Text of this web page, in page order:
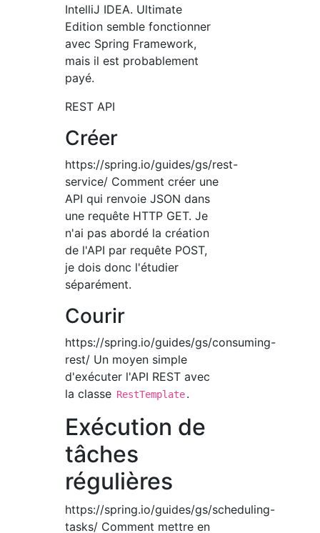
IntelliJ IDEA. Ultimate
Edition semble fonctionner
avec Spring Framework,
mais il est probablement
payé.
REST API
Créer
https://spring.io/guides/gs/rest-
service/ Comment créer une
API qui renvoie JSON dans
une requête HTTP GET. Je
n'ai pas abordé la création
de l'API par requête POST,
je dois donc l'étudier
séparément.
Courir
https://spring.io/guides/gs/consuming-
rest/ Un moyen simple
d'exécuter l'API REST avec
la classe RestTemplate.
Exécution de
tâches
régulières
https://spring.io/guides/gs/scheduling-
tasks/ Comment mettre en